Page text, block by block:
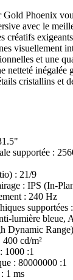
Phoenix
avec le
créatifs
visuellement
et une
netteté inégalée
cristallins et
supportée :
: 21/9
: IPS (In-
: 240 Hz
lumière bleue,
Dynamic Range)
cd/m²
1000 :1
: 80000000 :1
1 ms